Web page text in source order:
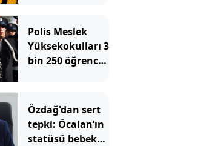
bulundu
Polis Meslek
Yüksekokulları 3
bin 250 öğrenci
Özdağ'dan sert
tepki: Öcalan’ın
statüsü bebek